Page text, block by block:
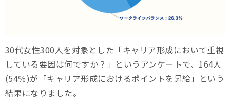
30代女性300人を対象とした「キャリア形成において重視
している要因は何ですか？」というアンケートで、164人
(54％)が「キャリア形成におけるポイントを昇給」という
結果になりました。